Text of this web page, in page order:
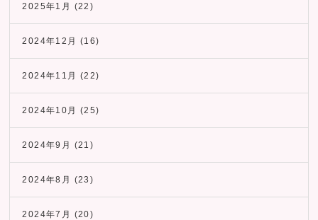
2025年1月 (22)
2024年12月 (16)
2024年11月 (22)
2024年10月 (25)
2024年9月 (21)
2024年8月 (23)
2024年7月 (20)